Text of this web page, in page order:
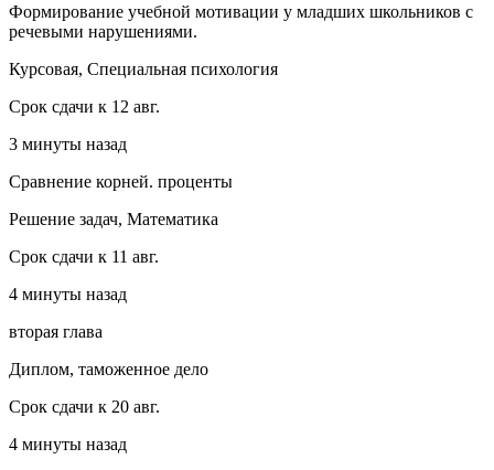
Формирование учебной мотивации у младших школьников с
речевыми нарушениями.
Курсовая, Специальная психология
Срок сдачи к 12 авг.
3 минуты назад
Сравнение корней. проценты
Решение задач, Математика
Срок сдачи к 11 авг.
4 минуты назад
вторая глава
Диплом, таможенное дело
Срок сдачи к 20 авг.
4 минуты назад